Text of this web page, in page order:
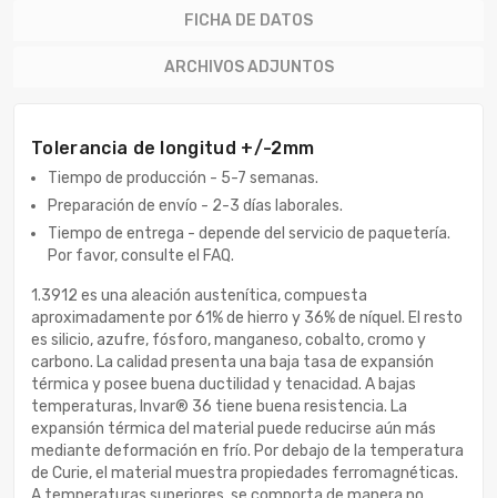
FICHA DE DATOS
ARCHIVOS ADJUNTOS
Tolerancia de longitud +/-2mm
Tiempo de producción - 5-7 semanas.
Preparación de envío - 2-3 días laborales.
Tiempo de entrega - depende del servicio de paquetería.
Por favor, consulte el FAQ.
1.3912 es una aleación austenítica, compuesta
aproximadamente por 61% de hierro y 36% de níquel. El resto
es silicio, azufre, fósforo, manganeso, cobalto, cromo y
carbono. La calidad presenta una baja tasa de expansión
térmica y posee buena ductilidad y tenacidad. A bajas
temperaturas, Invar® 36 tiene buena resistencia. La
expansión térmica del material puede reducirse aún más
mediante deformación en frío. Por debajo de la temperatura
de Curie, el material muestra propiedades ferromagnéticas.